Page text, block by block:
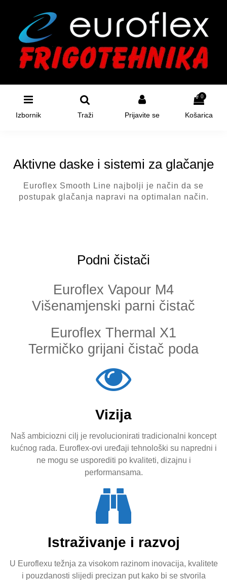
Izbornik Traži Prijavite se
0
Košarica
Aktivne daske i sistemi za glačanje
Euroflex Smooth Line najbolji je način da se
postupak glačanja napravi na optimalan način.
Podni čistači
Euroflex Vapour M4
Višenamjenski parni čistač
Euroflex Thermal X1
Termičko grijani čistač poda
Vizija
Naš ambiciozni cilj je revolucionirati tradicionalni koncept
kućnog rada. Euroflex-ovi uređaji tehnološki su napredni i
ne mogu se usporediti po kvaliteti, dizajnu i
performansama.
Istraživanje i razvoj
U Euroflexu težnja za visokom razinom inovacija, kvalitete
i pouzdanosti slijedi precizan put kako bi se stvorila